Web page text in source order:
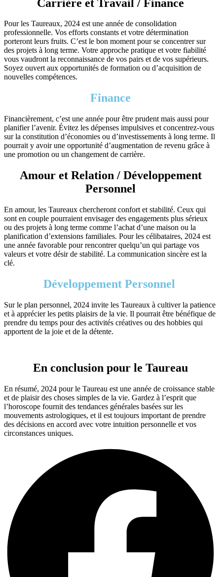
Carrière et Travail / Finance
Pour les Taureaux, 2024 est une année de consolidation
professionnelle. Vos efforts constants et votre détermination
porteront leurs fruits. C’est le bon moment pour se concentrer sur
des projets à long terme. Votre approche pratique et votre fiabilité
vous vaudront la reconnaissance de vos pairs et de vos supérieurs.
Soyez ouvert aux opportunités de formation ou d’acquisition de
nouvelles compétences.
Finance
Financièrement, c’est une année pour être prudent mais aussi pour
planifier l’avenir. Évitez les dépenses impulsives et concentrez-vous
sur la constitution d’économies ou d’investissements à long terme. Il
pourrait y avoir une opportunité d’augmentation de revenu grâce à
une promotion ou un changement de carrière.
Amour et Relation / Développement
Personnel
En amour, les Taureaux chercheront confort et stabilité. Ceux qui
sont en couple pourraient envisager des engagements plus sérieux
ou des projets à long terme comme l’achat d’une maison ou la
planification d’extensions familiales. Pour les célibataires, 2024 est
une année favorable pour rencontrer quelqu’un qui partage vos
valeurs et votre désir de stabilité. La communication sincère est la
clé.
Développement Personnel
Sur le plan personnel, 2024 invite les Taureaux à cultiver la patience
et à apprécier les petits plaisirs de la vie. Il pourrait être bénéfique de
prendre du temps pour des activités créatives ou des hobbies qui
apportent de la joie et de la détente.
En conclusion pour le Taureau
En résumé, 2024 pour le Taureau est une année de croissance stable
et de plaisir des choses simples de la vie. Gardez à l’esprit que
l’horoscope fournit des tendances générales basées sur les
mouvements astrologiques, et il est toujours important de prendre
des décisions en accord avec votre intuition personnelle et vos
circonstances uniques.